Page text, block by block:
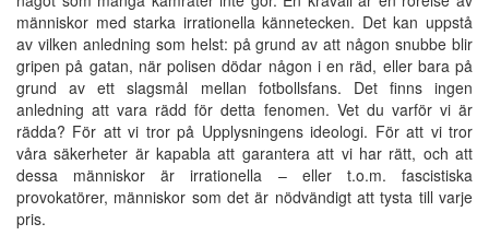
människor med starka irrationella kännetecken. Det kan uppstå
av vilken anledning som helst: på grund av att någon snubbe blir
gripen på gatan, när polisen dödar någon i en räd, eller bara på
grund av ett slagsmål mellan fotbollsfans. Det finns ingen
anledning att vara rädd för detta fenomen. Vet du varför vi är
rädda? För att vi tror på Upplysningens ideologi. För att vi tror
våra säkerheter är kapabla att garantera att vi har rätt, och att
dessa människor är irrationella – eller t.o.m. fascistiska
provokatörer, människor som det är nödvändigt att tysta till varje
pris.